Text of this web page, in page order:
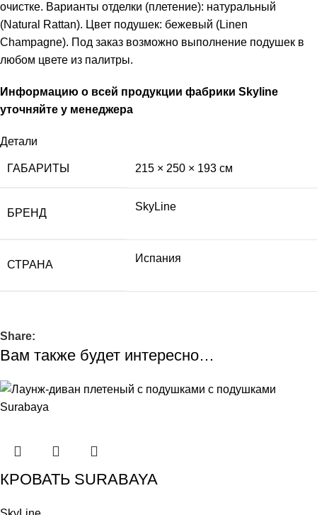
очистке. Варианты отделки (плетение): натуральный
(Natural Rattan). Цвет подушек: бежевый (Linen
Champagne). Под заказ возможно выполнение подушек в
любом цвете из палитры.
Информацию о всей продукции фабрики Skyline
уточняйте у менеджера
Детали
ГАБАРИТЫ 215 × 250 × 193 см
БРЕНД
SkyLine
СТРАНА
Испания
Share:
Вам также будет интересно…
КРОВАТЬ SURABAYA